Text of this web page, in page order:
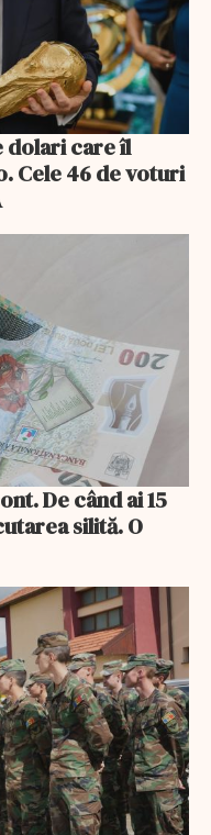
dolari care îl
Cele 46 de voturi
De când ai 15
silită. O